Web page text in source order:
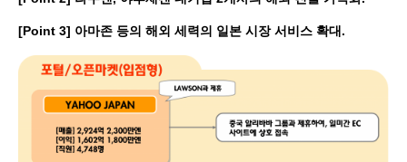
[Point 3] 아마존 등의 해외 세력의 일본 시장 서비스 확대.